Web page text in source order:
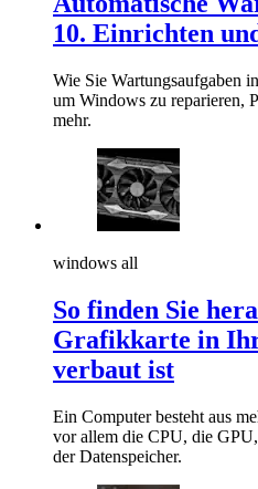
10. Einrichten
Wie Sie Wartungsaufgaben
um Windows zu reparieren,
mehr.
windows all
So finden Sie
Grafikkarte in
verbaut ist
Ein Computer besteht aus
vor allem die CPU, die
der Datenspeicher.